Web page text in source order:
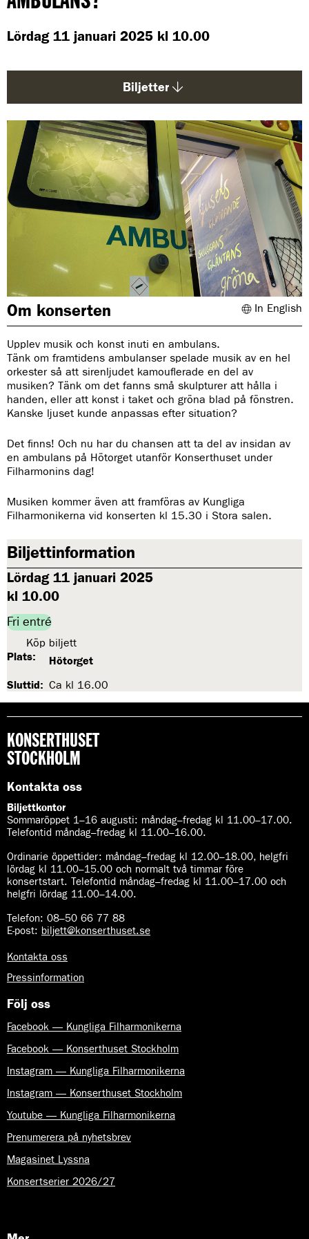
d
:Lördag 11 januari 2025 kl 10.00
Biljetter
Om konserten In English
Upplev musik och konst inuti en ambulans.
Tänk om framtidens ambulanser spelade musik av en hel
orkester så att sirenljudet kamouflerade en del av
musiken? Tänk om det fanns små skulpturer att hålla i
handen, eller att konst i taket och gröna blad på fönstren.
Kanske ljuset kunde anpassas efter situation?
Det finns! Och nu har du chansen att ta del av insidan av
en ambulans på Hötorget utanför Konserthuset under
Filharmonins dag!
Musiken kommer även att framföras av Kungliga
Filharmonikerna vid konserten kl 15.30 i Stora salen.
Biljettinformation
Lördag 11 januari 2025
kl 10.00
Fri entré
Köp biljett
Plats:
Hötorget
Sluttid: Ca kl 16.00
KONSERTHUSET
STOCKHOLM
Kontakta oss
Biljettkontor
Sommaröppet 1–16 augusti: måndag–fredag kl 11.00–17.00.
Telefontid måndag–fredag kl 11.00–16.00.
Ordinarie öppettider: måndag–fredag kl 12.00–18.00, helgfri
lördag kl 11.00–15.00 och normalt två timmar före
konsertstart. Telefontid måndag–fredag kl 11.00–17.00 och
helgfri lördag 11.00–14.00.
Telefon: 08–50 66 77 88
E-post: biljett@konserthuset.se
Kontakta oss
Pressinformation
Följ oss
Facebook — Kungliga Filharmonikerna
Facebook — Konserthuset Stockholm
Instagram — Kungliga Filharmonikerna
Instagram — Konserthuset Stockholm
Youtube — Kungliga Filharmonikerna
Prenumerera på nyhetsbrev
Magasinet Lyssna
Konsertserier 2026/27